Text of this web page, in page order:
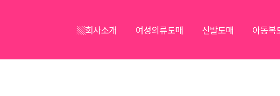
▒회사소개 여성의류도매 신발도매 아동복